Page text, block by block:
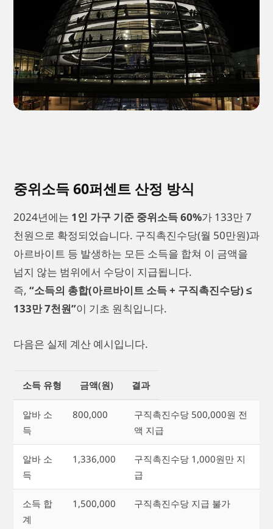
중위소득 60퍼센트 산정 방식
2024년에는 1인 가구 기준 중위소득 60%가 133만 7
천원으로 확정되었습니다. 구직촉진수당(월 50만원)과
아르바이트 등 발생하는 모든 소득을 합쳐 이 금액을
넘지 않는 범위에서 수당이 지급됩니다.
즉, “소득의 총합(아르바이트 소득 + 구직촉진수당) ≤
133만 7천원”이 기초 원칙입니다.
다음은 실제 계산 예시입니다.
소득 유형 금액(원) 결과
알바 소
득
800,000
구직촉진수당 500,000원 전
액 지급
알바 소
득
1,336,000
구직촉진수당 1,000원만 지
급
소득 합
계
1,500,000 구직촉진수당 지급 불가